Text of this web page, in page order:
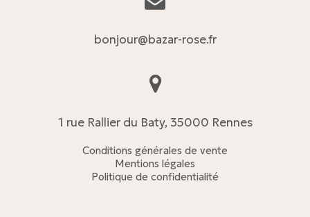
bonjour@bazar-rose.fr
1 rue Rallier du Baty, 35000 Rennes
Conditions générales de vente
Mentions légales
Politique de confidentialité